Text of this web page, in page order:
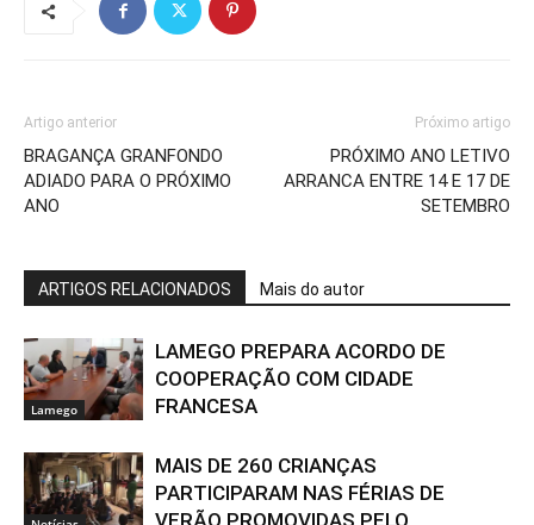
Artigo anterior
BRAGANÇA GRANFONDO
ADIADO PARA O PRÓXIMO
ANO
Próximo artigo
PRÓXIMO ANO LETIVO
ARRANCA ENTRE 14 E 17 DE
SETEMBRO
ARTIGOS RELACIONADOS Mais do autor
Lamego
LAMEGO PREPARA ACORDO DE
COOPERAÇÃO COM CIDADE
FRANCESA
MAIS DE 260 CRIANÇAS
PARTICIPARAM NAS FÉRIAS DE
VERÃO PROMOVIDAS PELO